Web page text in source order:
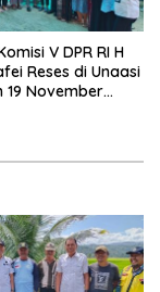
V DPR RI H
Reses di Unaasi
19 November